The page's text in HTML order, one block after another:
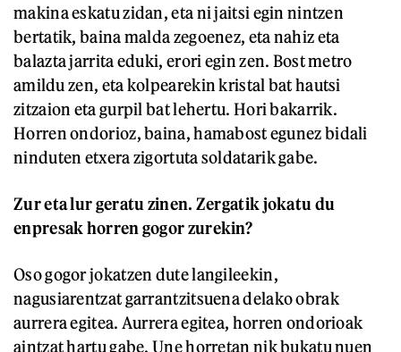
makina eskatu zidan, eta ni jaitsi egin nintzen
bertatik, baina malda zegoenez, eta nahiz eta
balazta jarrita eduki, erori egin zen. Bost metro
amildu zen, eta kolpearekin kristal bat hautsi
zitzaion eta gurpil bat lehertu. Hori bakarrik.
Horren ondorioz, baina, hamabost egunez bidali
ninduten etxera zigortuta soldatarik gabe.
Zur eta lur geratu zinen. Zergatik jokatu du
enpresak horren gogor zurekin?
Oso gogor jokatzen dute langileekin,
nagusiarentzat garrantzitsuena delako obrak
aurrera egitea. Aurrera egitea, horren ondorioak
aintzat hartu gabe. Une horretan nik bukatu nuen